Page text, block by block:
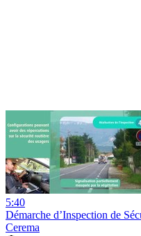
5:40
Démarche d’Inspection de
Cerema